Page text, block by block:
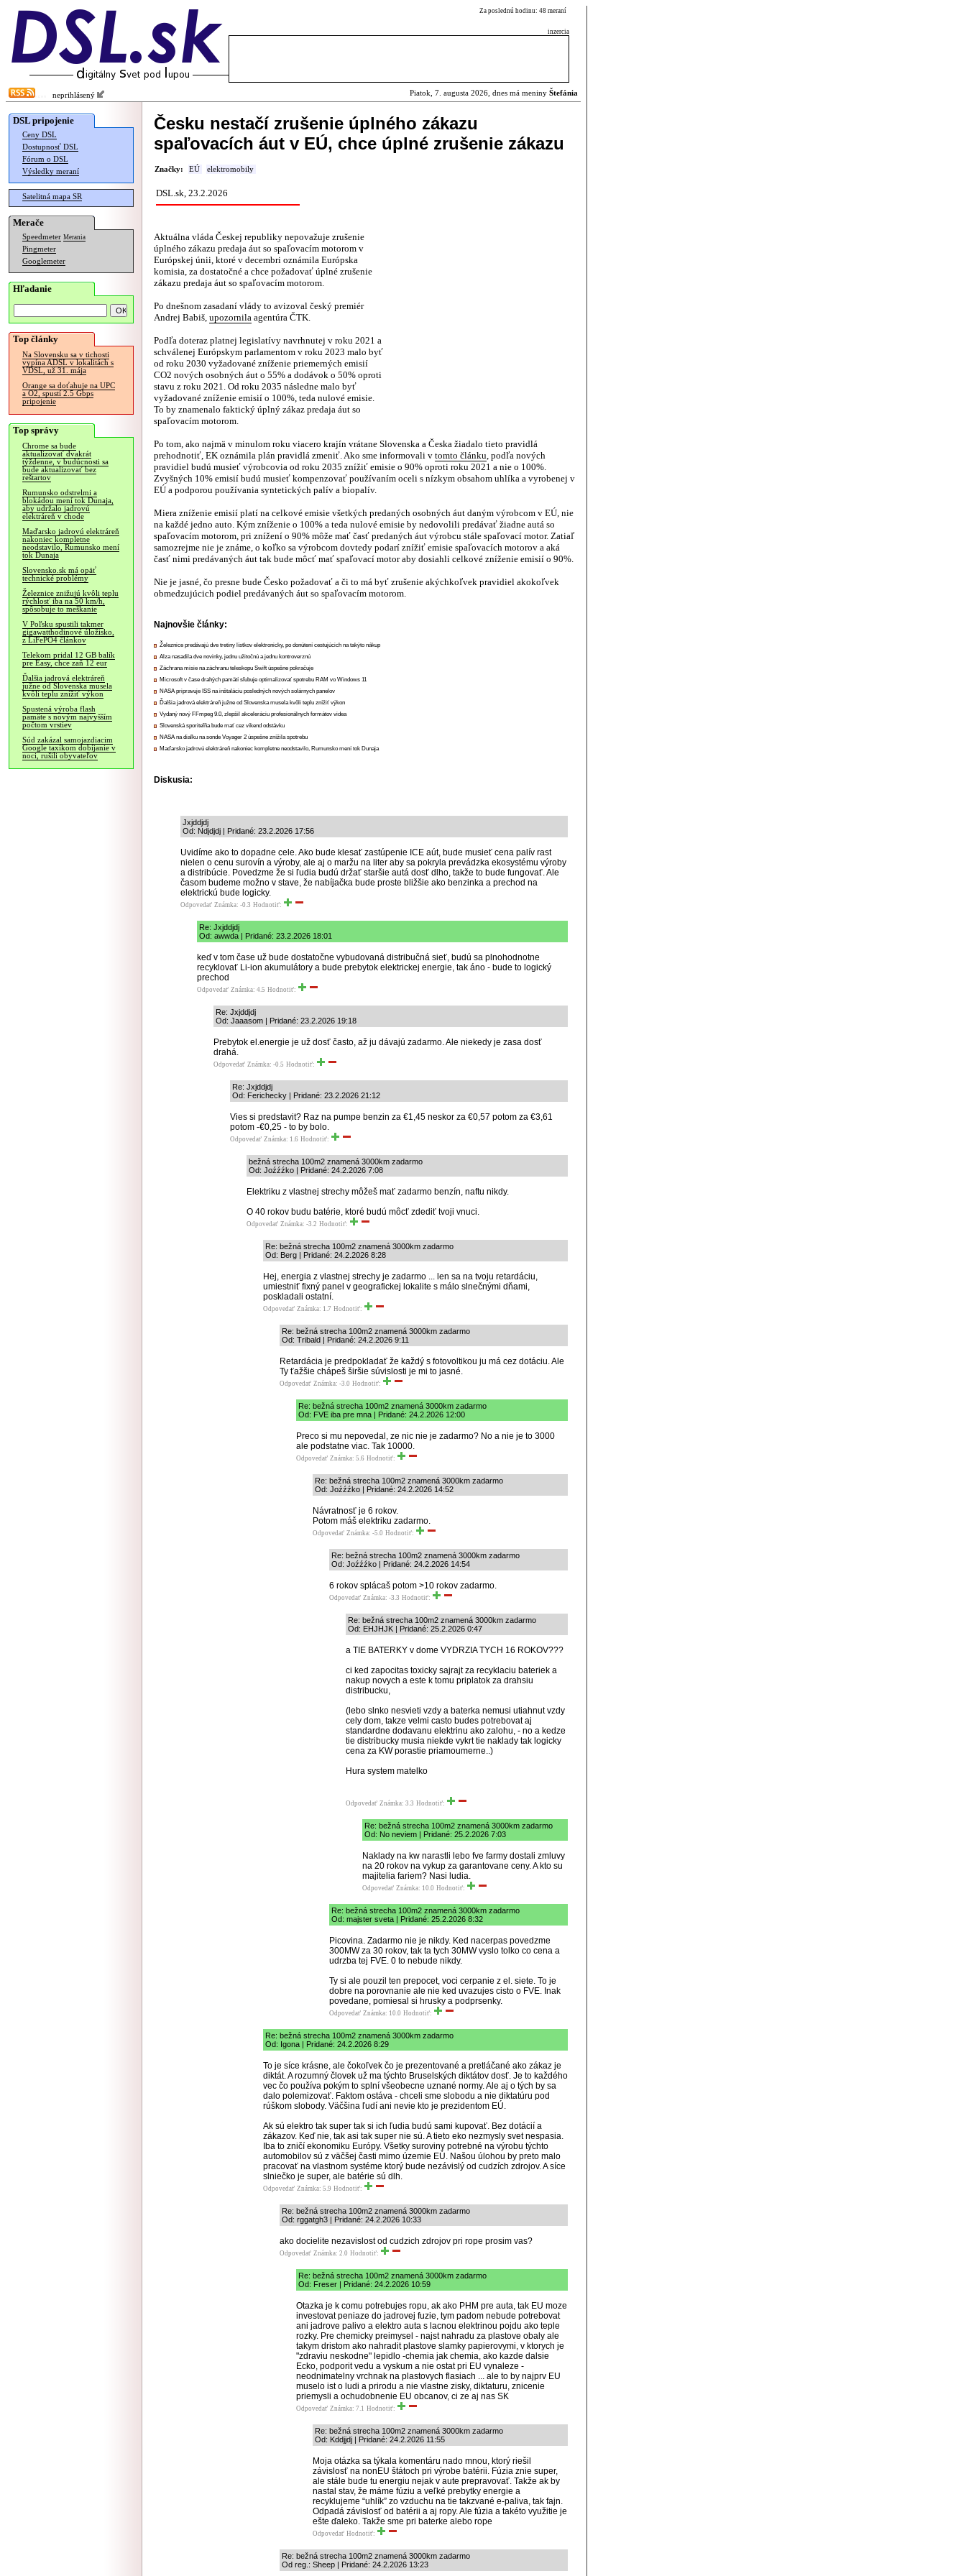
Za poslednú hodinu: 48 meraní
inzercia
neprihlásený Piatok, 7. augusta 2026, dnes má meniny Štefánia
DSL pripojenie
Ceny DSL
Dostupnosť DSL
Fórum o DSL
Výsledky meraní
Satelitná mapa SR
Merače
Speedmeter Merania
Pingmeter
Googlemeter
Hľadanie
Top články
Na Slovensku sa v tichosti
vypína ADSL v lokalitách s
VDSL, už 31. mája
Orange sa doťahuje na UPC
a O2, spustí 2.5 Gbps
pripojenie
Top správy
Chrome sa bude
aktualizovať dvakrát
týždenne, v budúcnosti sa
bude aktualizovať bez
reštartov
Rumunsko odstrelmi a
blokádou mení tok Dunaja,
aby udržalo jadrovú
elektráreň v chode
Maďarsko jadrovú elektráreň
nakoniec kompletne
neodstavilo, Rumunsko mení
tok Dunaja
Slovensko.sk má opäť
technické problémy
Železnice znižujú kvôli teplu
rýchlosť iba na 50 km/h,
spôsobuje to meškanie
V Poľsku spustili takmer
gigawatthodinové úložisko,
z LiFePO4 článkov
Telekom pridal 12 GB balík
pre Easy, chce zaň 12 eur
Ďalšia jadrová elektráreň
južne od Slovenska musela
kvôli teplu znížiť výkon
Spustená výroba flash
pamäte s novým najvyšším
počtom vrstiev
Súd zakázal samojazdiacim
Google taxíkom dobíjanie v
noci, rušili obyvateľov
Česku nestačí zrušenie úplného zákazu
spaľovacích áut v EÚ, chce úplné zrušenie zákazu
Značky: EÚ elektromobily
DSL.sk, 23.2.2026
Aktuálna vláda Českej republiky nepovažuje zrušenie
úplného zákazu predaja áut so spaľovacím motorom v
Európskej únii, ktoré v decembri oznámila Európska
komisia, za dostatočné a chce požadovať úplné zrušenie
zákazu predaja áut so spaľovacím motorom.
Po dnešnom zasadaní vlády to avizoval český premiér
Andrej Babiš, upozornila agentúra ČTK.
Podľa doteraz platnej legislatívy navrhnutej v roku 2021 a
schválenej Európskym parlamentom v roku 2023 malo byť
od roku 2030 vyžadované zníženie priemerných emisií
CO2 nových osobných áut o 55% a dodávok o 50% oproti
stavu z roku 2021. Od roku 2035 následne malo byť
vyžadované zníženie emisií o 100%, teda nulové emisie.
To by znamenalo faktický úplný zákaz predaja áut so
spaľovacím motorom.
Po tom, ako najmä v minulom roku viacero krajín vrátane Slovenska a Česka žiadalo tieto pravidlá
prehodnotiť, EK oznámila plán pravidlá zmeniť. Ako sme informovali v tomto článku, podľa nových
pravidiel budú musieť výrobcovia od roku 2035 znížiť emisie o 90% oproti roku 2021 a nie o 100%.
Zvyšných 10% emisií budú musieť kompenzovať používaním oceli s nízkym obsahom uhlíka a vyrobenej v
EÚ a podporou používania syntetických palív a biopalív.
Miera zníženie emisií platí na celkové emisie všetkých predaných osobných áut daným výrobcom v EÚ, nie
na každé jedno auto. Kým zníženie o 100% a teda nulové emisie by nedovolili predávať žiadne autá so
spaľovacím motorom, pri znížení o 90% môže mať časť predaných áut výrobcu stále spaľovací motor. Zatiaľ
samozrejme nie je známe, o koľko sa výrobcom dovtedy podarí znížiť emisie spaľovacích motorov a aká
časť nimi predávaných áut tak bude môcť mať spaľovací motor aby dosiahli celkové zníženie emisií o 90%.
Nie je jasné, čo presne bude Česko požadovať a či to má byť zrušenie akýchkoľvek pravidiel akokoľvek
obmedzujúcich podiel predávaných áut so spaľovacím motorom.
Najnovšie články:
Železnice predávajú dve tretiny lístkov elektronicky, po donútení cestujúcich na takýto nákup
Alza nasadila dve novinky, jednu užitočnú a jednu kontroverznú
Záchrana misie na záchranu teleskopu Swift úspešne pokračuje
Microsoft v čase drahých pamätí sľubuje optimalizovať spotrebu RAM vo Windows 11
NASA pripravuje ISS na inštaláciu posledných nových solárnych panelov
Ďalšia jadrová elektráreň južne od Slovenska musela kvôli teplu znížiť výkon
Vydaný nový FFmpeg 9.0, zlepšil akceleráciu profesionálnych formátov videa
Slovenská sporiteľňa bude mať cez víkend odstávku
NASA na diaľku na sonde Voyager 2 úspešne znížila spotrebu
Maďarsko jadrovú elektráreň nakoniec kompletne neodstavilo, Rumunsko mení tok Dunaja
Diskusia:
Jxjddjdj
Od: Ndjdjdj | Pridané: 23.2.2026 17:56
Uvidíme ako to dopadne cele. Ako bude klesať zastúpenie ICE aút, bude musieť cena palív rast
nielen o cenu surovín a výroby, ale aj o maržu na liter aby sa pokryla prevádzka ekosystému výroby
a distribúcie. Povedzme že si ľudia budú držať staršie autá dosť dlho, takže to bude fungovať. Ale
časom budeme možno v stave, že nabíjačka bude proste bližšie ako benzinka a prechod na
elektrickú bude logicky.
Odpovedať Známka: -0.3 Hodnotiť:
Re: Jxjddjdj
Od: awwda | Pridané: 23.2.2026 18:01
keď v tom čase už bude dostatočne vybudovaná distribučná sieť, budú sa plnohodnotne
recyklovať Li-ion akumulátory a bude prebytok elektrickej energie, tak áno - bude to logický
prechod
Odpovedať Známka: 4.5 Hodnotiť:
Re: Jxjddjdj
Od: Jaaasom | Pridané: 23.2.2026 19:18
Prebytok el.energie je už dosť často, až ju dávajú zadarmo. Ale niekedy je zasa dosť
drahá.
Odpovedať Známka: -0.5 Hodnotiť:
Re: Jxjddjdj
Od: Ferichecky | Pridané: 23.2.2026 21:12
Vies si predstavit? Raz na pumpe benzin za €1,45 neskor za €0,57 potom za €3,61
potom -€0,25 - to by bolo.
Odpovedať Známka: 1.6 Hodnotiť:
bežná strecha 100m2 znamená 3000km zadarmo
Od: Joźźźko | Pridané: 24.2.2026 7:08
Elektriku z vlastnej strechy môžeš mať zadarmo benzín, naftu nikdy.
O 40 rokov budu batérie, ktoré budú môcť zdediť tvoji vnuci.
Odpovedať Známka: -3.2 Hodnotiť:
Re: bežná strecha 100m2 znamená 3000km zadarmo
Od: Berg | Pridané: 24.2.2026 8:28
Hej, energia z vlastnej strechy je zadarmo ... len sa na tvoju retardáciu,
umiestniť fixný panel v geografickej lokalite s málo slnečnými dňami,
poskladali ostatní.
Odpovedať Známka: 1.7 Hodnotiť:
Re: bežná strecha 100m2 znamená 3000km zadarmo
Od: Tribald | Pridané: 24.2.2026 9:11
Retardácia je predpokladať že každý s fotovoltikou ju má cez dotáciu. Ale
Ty ťažšie chápeš širšie súvislosti je mi to jasné.
Odpovedať Známka: -3.0 Hodnotiť:
Re: bežná strecha 100m2 znamená 3000km zadarmo
Od: FVE iba pre mna | Pridané: 24.2.2026 12:00
Preco si mu nepovedal, ze nic nie je zadarmo? No a nie je to 3000
ale podstatne viac. Tak 10000.
Odpovedať Známka: 5.6 Hodnotiť:
Re: bežná strecha 100m2 znamená 3000km zadarmo
Od: Joźźźko | Pridané: 24.2.2026 14:52
Návratnosť je 6 rokov.
Potom máš elektriku zadarmo.
Odpovedať Známka: -5.0 Hodnotiť:
Re: bežná strecha 100m2 znamená 3000km zadarmo
Od: Joźźźko | Pridané: 24.2.2026 14:54
6 rokov splácaš potom >10 rokov zadarmo.
Odpovedať Známka: -3.3 Hodnotiť:
Re: bežná strecha 100m2 znamená 3000km zadarmo
Od: EHJHJK | Pridané: 25.2.2026 0:47
a TIE BATERKY v dome VYDRZIA TYCH 16 ROKOV???
ci ked zapocitas toxicky sajrajt za recyklaciu bateriek a
nakup novych a este k tomu priplatok za drahsiu
distribucku,
(lebo slnko nesvieti vzdy a baterka nemusi utiahnut vzdy
cely dom, takze velmi casto budes potrebovat aj
standardne dodavanu elektrinu ako zalohu, - no a kedze
tie distribucky musia niekde vykrt tie naklady tak logicky
cena za KW porastie priamoumerne..)
Hura system matelko
Odpovedať Známka: 3.3 Hodnotiť:
Re: bežná strecha 100m2 znamená 3000km zadarmo
Od: No neviem | Pridané: 25.2.2026 7:03
Naklady na kw narastli lebo fve farmy dostali zmluvy
na 20 rokov na vykup za garantovane ceny. A kto su
majitelia fariem? Nasi ludia.
Odpovedať Známka: 10.0 Hodnotiť:
Re: bežná strecha 100m2 znamená 3000km zadarmo
Od: majster sveta | Pridané: 25.2.2026 8:32
Picovina. Zadarmo nie je nikdy. Ked nacerpas povedzme
300MW za 30 rokov, tak ta tych 30MW vyslo tolko co cena a
udrzba tej FVE. 0 to nebude nikdy.
Ty si ale pouzil ten prepocet, voci cerpanie z el. siete. To je
dobre na porovnanie ale nie ked uvazujes cisto o FVE. Inak
povedane, pomiesal si hrusky a podprsenky.
Odpovedať Známka: 10.0 Hodnotiť:
Re: bežná strecha 100m2 znamená 3000km zadarmo
Od: Igona | Pridané: 24.2.2026 8:29
To je síce krásne, ale čokoľvek čo je prezentované a pretláčané ako zákaz je
diktát. A rozumný človek už ma týchto Bruselských diktátov dosť. Je to každého
vec čo používa pokým to splní všeobecne uznané normy. Ale aj o tých by sa
dalo polemizovať. Faktom ostáva - chceli sme slobodu a nie diktatúru pod
rúškom slobody. Väčšina ľudí ani nevie kto je prezidentom EÚ.
Ak sú elektro tak super tak si ich ľudia budú sami kupovať. Bez dotácií a
zákazov. Keď nie, tak asi tak super nie sú. A tieto eko nezmysly svet nespasia.
Iba to zničí ekonomiku Európy. Všetky suroviny potrebné na výrobu týchto
automobilov sú z väčšej časti mimo územie EÚ. Našou úlohou by preto malo
pracovať na vlastnom systéme ktorý bude nezávislý od cudzích zdrojov. A síce
slniečko je super, ale batérie sú dlh.
Odpovedať Známka: 5.9 Hodnotiť:
Re: bežná strecha 100m2 znamená 3000km zadarmo
Od: rggatgh3 | Pridané: 24.2.2026 10:33
ako docielite nezavislost od cudzich zdrojov pri rope prosim vas?
Odpovedať Známka: 2.0 Hodnotiť:
Re: bežná strecha 100m2 znamená 3000km zadarmo
Od: Freser | Pridané: 24.2.2026 10:59
Otazka je k comu potrebujes ropu, ak ako PHM pre auta, tak EU moze
investovat peniaze do jadrovej fuzie, tym padom nebude potrebovat
ani jadrove palivo a elektro auta s lacnou elektrinou pojdu ako teple
rozky. Pre chemicky preimysel - najst nahradu za plastove obaly ale
takym dristom ako nahradit plastove slamky papierovymi, v ktorych je
"zdraviu neskodne" lepidlo -chemia jak chemia, ako kazde dalsie
Ecko, podporit vedu a vyskum a nie ostat pri EU vynaleze -
neodnimatelny vrchnak na plastovych flasiach ... ale to by najprv EU
muselo ist o ludi a prirodu a nie vlastne zisky, diktaturu, znicenie
priemysli a ochudobnenie EU obcanov, ci ze aj nas SK
Odpovedať Známka: 7.1 Hodnotiť:
Re: bežná strecha 100m2 znamená 3000km zadarmo
Od: Kddjjdj | Pridané: 24.2.2026 11:55
Moja otázka sa týkala komentáru nado mnou, ktorý riešil
závislosť na nonEU štátoch pri výrobe batérii. Fúzia znie super,
ale stále bude tu energiu nejak v aute prepravovať. Takže ak by
nastal stav, že máme fúziu a veľké prebytky energie a
recyklujeme “uhlík” zo vzduchu na tie takzvané e-paliva, tak fajn.
Odpadá závislosť od batérii a aj ropy. Ale fúzia a takéto využitie je
ešte ďaleko. Takže sme pri baterke alebo rope
Odpovedať Hodnotiť:
Re: bežná strecha 100m2 znamená 3000km zadarmo
Od reg.: Sheep | Pridané: 24.2.2026 13:23